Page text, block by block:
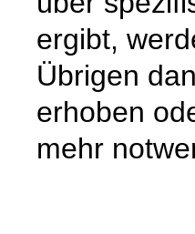
ergibt,
Übrigen
erhoben
mehr